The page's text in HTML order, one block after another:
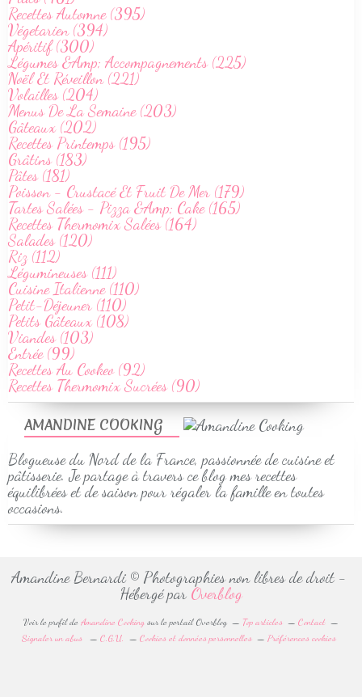
AMANDINE COOKING
Blogueuse du Nord de la France, passionnée de cuisine et
pâtisserie. Je partage à travers ce blog mes recettes
équilibrées et de saison pour régaler la famille en toutes
occasions.
Recettes Automne (395)
Végetarien (394)
Apéritif (300)
Légumes &Amp; Accompagnements (225)
Noël Et Réveillon (221)
Volailles (204)
Menus De La Semaine (203)
Gâteaux (202)
Recettes Printemps (195)
Grâtins (183)
Pâtes (181)
Poisson - Crustacé Et Fruit De Mer (179)
Tartes Salées - Pizza &Amp; Cake (165)
Recettes Thermomix Salées (164)
Salades (120)
Riz (112)
Légumineuses (111)
Cuisine Italienne (110)
Petit-Déjeuner (110)
Petits Gâteaux (108)
Viandes (103)
Entrée (99)
Recettes Au Cookeo (92)
Recettes Thermomix Sucrées (90)
Amandine Bernardi © Photographies non libres de droit -
Hébergé par Overblog
Voir le profil de Amandine Cooking sur le portail Overblog Top articles
Contact
Signaler un abus
C.G.U. Cookies et données personnelles Préférences cookies